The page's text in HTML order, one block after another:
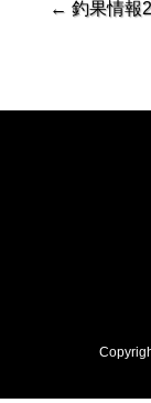
← 釣果情報